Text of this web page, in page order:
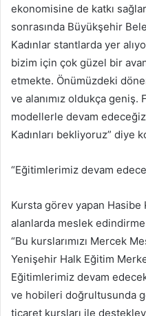
ekonomisine de katkı
sonrasında Büyükşehir
Kadınlar stantlarda yer
bizim için çok güzel bir
etmekte. Önümüzdeki
ve alanımız oldukça geniş.
modellerle devam
Kadınları bekliyoruz” diye
“Eğitimlerimiz devam
Kursta görev yapan
alanlarda meslek edindirme
“Bu kurslarımızı Mercek
Yenişehir Halk Eğitim
Eğitimlerimiz devam
ve hobileri doğrultusunda
ticaret kursları ile